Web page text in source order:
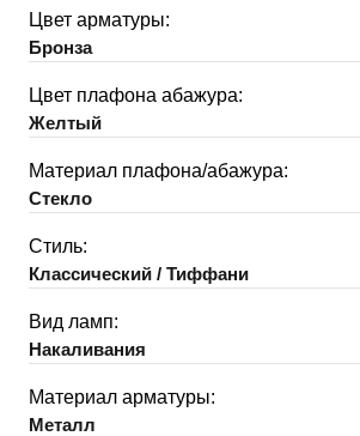
Цвет арматуры:
Бронза
Цвет плафона абажура:
Желтый
Материал плафона/абажура:
Стекло
Стиль:
Классический / Тиффани
Вид ламп:
Накаливания
Материал арматуры:
Металл